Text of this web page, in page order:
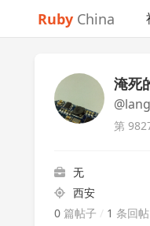
Ruby China
淹死
第
无
西安
0 篇帖子 / 1 条回帖